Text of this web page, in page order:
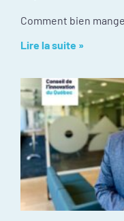
Lire la suite »